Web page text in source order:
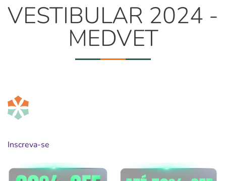
VESTIBULAR 2024 -
MEDVET
Inscreva-se